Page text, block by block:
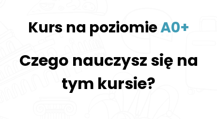
Kurs na poziomieA0+
Czego nauczysz się na
tym kursie?